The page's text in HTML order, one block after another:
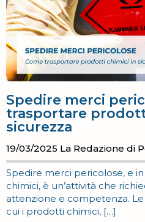
Spedire merci
trasportare
sicurezza
19/03/2025 La Redazione di
Spedire merci pericolose, e
chimici, è un’attività che
attenzione e competenza.
cui i prodotti chimici, […]